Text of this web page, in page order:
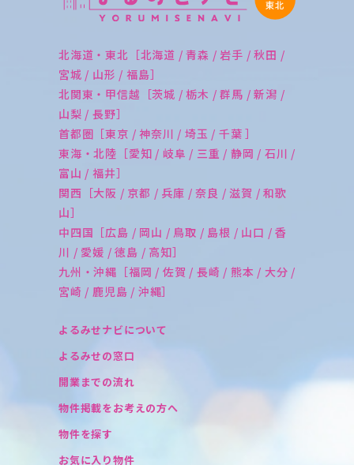
北海道・東北［北海道 / 青森 / 岩手 / 秋田 /
宮城 / 山形 / 福島］
北関東・甲信越［茨城 / 栃木 / 群馬 / 新潟 /
山梨 / 長野］
首都圏［東京 / 神奈川 / 埼玉 / 千葉 ］
東海・北陸［愛知 / 岐阜 / 三重 / 静岡 / 石川 /
富山 / 福井］
関西［大阪 / 京都 / 兵庫 / 奈良 / 滋賀 / 和歌
山］
中四国［広島 / 岡山 / 鳥取 / 島根 / 山口 / 香
川 / 愛媛 / 徳島 / 高知］
九州・沖縄［福岡 / 佐賀 / 長崎 / 熊本 / 大分 /
宮崎 / 鹿児島 / 沖縄］
よるみせナビについて
よるみせの窓口
開業までの流れ
物件掲載をお考えの方へ
物件を探す
お気に入り物件